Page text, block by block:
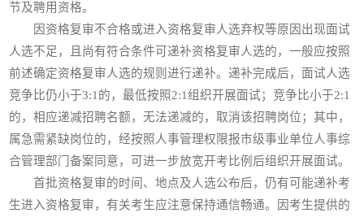
节及聘用资格。
因资格复审不合格或进入资格复审人选弃权等原因出现面试
人选不足，且尚有符合条件可递补资格复审人选的，一般应按照
前述确定资格复审人选的规则进行递补。递补完成后，面试人选
竞争比仍小于3:1的，最低按照2:1组织开展面试；竞争比小于2:1
的，相应递减招聘名额，无法递减的，取消该招聘岗位；其中，
属急需紧缺岗位的，经按照人事管理权限报市级事业单位人事综
合管理部门备案同意，可进一步放宽开考比例后组织开展面试。
首批资格复审的时间、地点及人选公布后，仍有可能递补考
生进入资格复审，有关考生应注意保持通信畅通。因考生提供的